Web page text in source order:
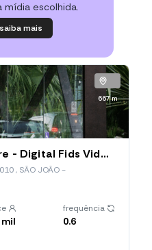
escolhida.
saiba mais
667 m
Aeroporto Porto Alegre - Digital Fids Videowall (POA01)
, SÃO JOÃO -
mil
frequência
0.6